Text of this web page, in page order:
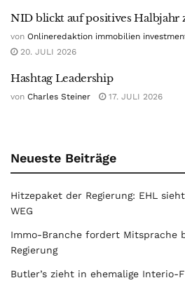
NID blickt auf positives Halbjahr
von Onlineredaktion immobilien
20. JULI 2026
Hashtag Leadership
von Charles Steiner 17. JULI 2026
Neueste Beiträge
Hitzepaket der Regierung: EHL
WEG
Immo-Branche fordert Mitsprache
Regierung
Butler’s zieht in ehemalige Interio-